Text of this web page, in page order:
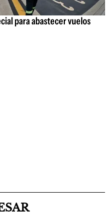
para abastecer vuelos